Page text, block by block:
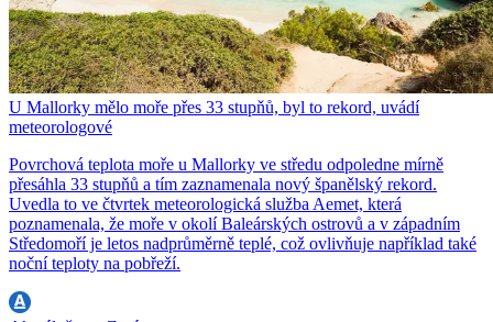
U Mallorky mělo moře přes 33 stupňů, byl to rekord, uvádí
meteorologové
Povrchová teplota moře u Mallorky ve středu odpoledne mírně
přesáhla 33 stupňů a tím zaznamenala nový španělský rekord.
Uvedla to ve čtvrtek meteorologická služba Aemet, která
poznamenala, že moře v okolí Baleárských ostrovů a v západním
Středomoří je letos nadprůměrně teplé, což ovlivňuje například také
noční teploty na pobřeží.